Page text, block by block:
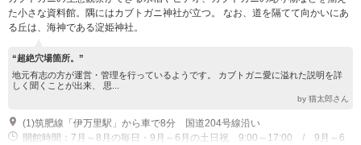
た小さな資料館。隅にはカブトガニ神社が立つ。 なお、道を隔てて向かいにあ
る丘は、海神である淀姫神社。
“超絶穴場箇所。”
地元有志の方が運営・管理を行っているようです。 カブトガニ愛に溢れた説明を詳
しく聞くことが出来、 思...
by 猫太郎さん
(1)筑肥線「伊万里駅」から車で8分 国道204号線沿い
開館時間：7月～8月の毎日・9月～6月の土日祝 9:00～17:00 / 9月～6